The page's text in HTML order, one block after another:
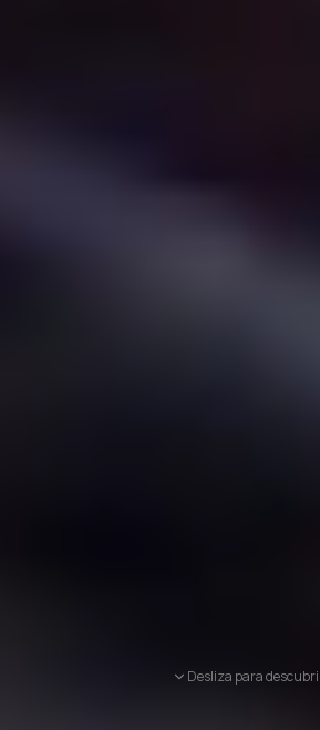
Desliza para